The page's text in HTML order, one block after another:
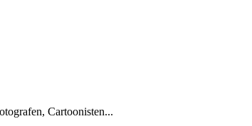
Cartoonisten...